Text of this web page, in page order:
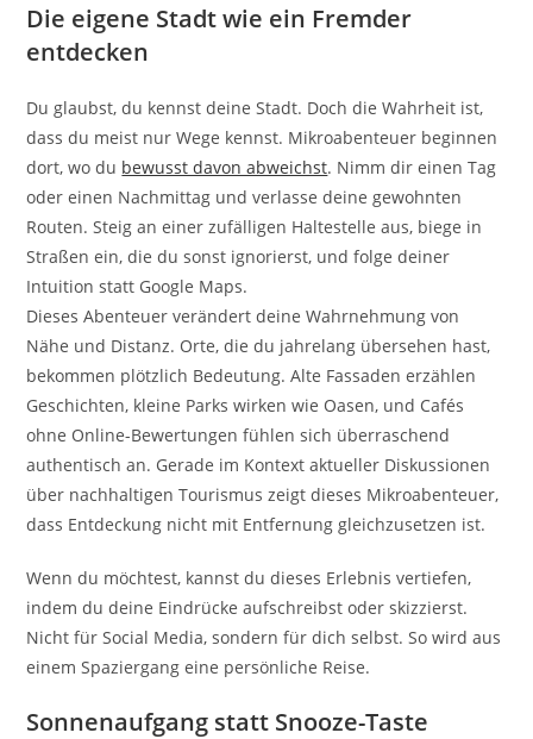
Die eigene Stadt wie ein Fremder
entdecken
Du glaubst, du kennst deine Stadt. Doch die Wahrheit ist,
dass du meist nur Wege kennst. Mikroabenteuer beginnen
dort, wo du bewusst davon abweichst. Nimm dir einen Tag
oder einen Nachmittag und verlasse deine gewohnten
Routen. Steig an einer zufälligen Haltestelle aus, biege in
Straßen ein, die du sonst ignorierst, und folge deiner
Intuition statt Google Maps.
Dieses Abenteuer verändert deine Wahrnehmung von
Nähe und Distanz. Orte, die du jahrelang übersehen hast,
bekommen plötzlich Bedeutung. Alte Fassaden erzählen
Geschichten, kleine Parks wirken wie Oasen, und Cafés
ohne Online-Bewertungen fühlen sich überraschend
authentisch an. Gerade im Kontext aktueller Diskussionen
über nachhaltigen Tourismus zeigt dieses Mikroabenteuer,
dass Entdeckung nicht mit Entfernung gleichzusetzen ist.
Wenn du möchtest, kannst du dieses Erlebnis vertiefen,
indem du deine Eindrücke aufschreibst oder skizzierst.
Nicht für Social Media, sondern für dich selbst. So wird aus
einem Spaziergang eine persönliche Reise.
Sonnenaufgang statt Snooze-Taste